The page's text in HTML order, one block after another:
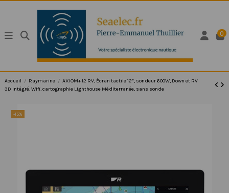
0
Accueil Raymarine
AXIOM+ 12 RV, Écran tactile 12”, sondeur 600W, Down et RV
3D intégré, Wifi, cartographie Lighthouse Méditerranée, sans sonde
-15%